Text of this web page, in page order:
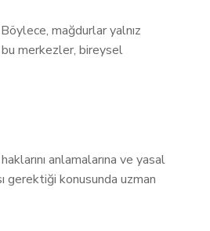
mağdurlar yalnız
bu merkezler, bireysel
anlamalarına ve yasal
gerektiği konusunda uzman